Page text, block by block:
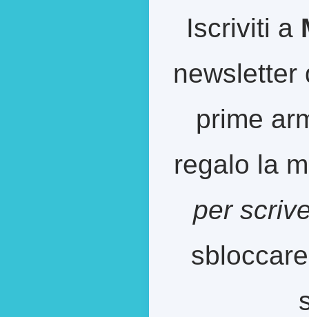
Iscriviti a
newsletter
prime
regalo la
per